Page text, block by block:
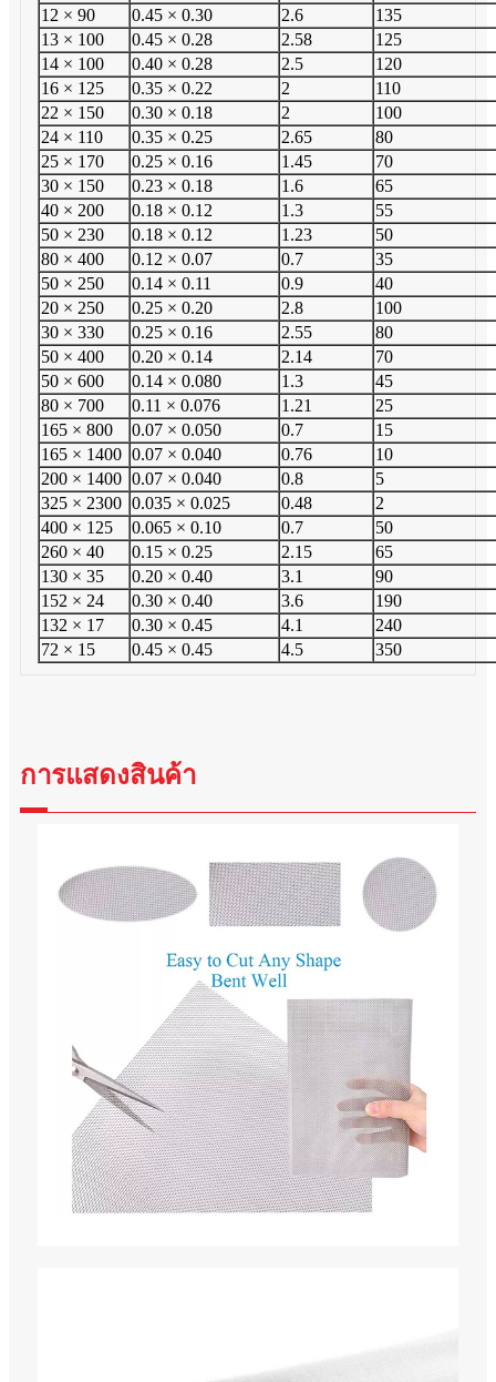
12 × 90
0.45 × 0.30 2.6
135
13 × 100
0.45 × 0.28 2.58
125
14 × 100
0.40 × 0.28 2.5
120
16 × 125
0.35 × 0.22 2
110
22 × 150
0.30 × 0.18 2
100
24 × 110
0.35 × 0.25 2.65
80
25 × 170
0.25 × 0.16 1.45
70
30 × 150
0.23 × 0.18 1.6
65
40 × 200
0.18 × 0.12 1.3
55
50 × 230
0.18 × 0.12 1.23
50
80 × 400
0.12 × 0.07 0.7
35
50 × 250
0.14 × 0.11 0.9
40
20 × 250
0.25 × 0.20 2.8
100
30 × 330
0.25 × 0.16 2.55
80
50 × 400
0.20 × 0.14 2.14
70
50 × 600
0.14 × 0.080 1.3
45
80 × 700
0.11 × 0.076 1.21
25
165 × 800
0.07 × 0.050 0.7
15
165 × 1400 0.07 × 0.040 0.76
10
200 × 1400 0.07 × 0.040 0.8
5
325 × 2300 0.035 × 0.025 0.48
2
400 × 125
0.065 × 0.10 0.7
50
260 × 40
0.15 × 0.25 2.15
65
130 × 35
0.20 × 0.40 3.1
90
152 × 24
0.30 × 0.40 3.6
190
132 × 17
0.30 × 0.45 4.1
240
72 × 15
0.45 × 0.45 4.5 350
การแสดงสินค้า